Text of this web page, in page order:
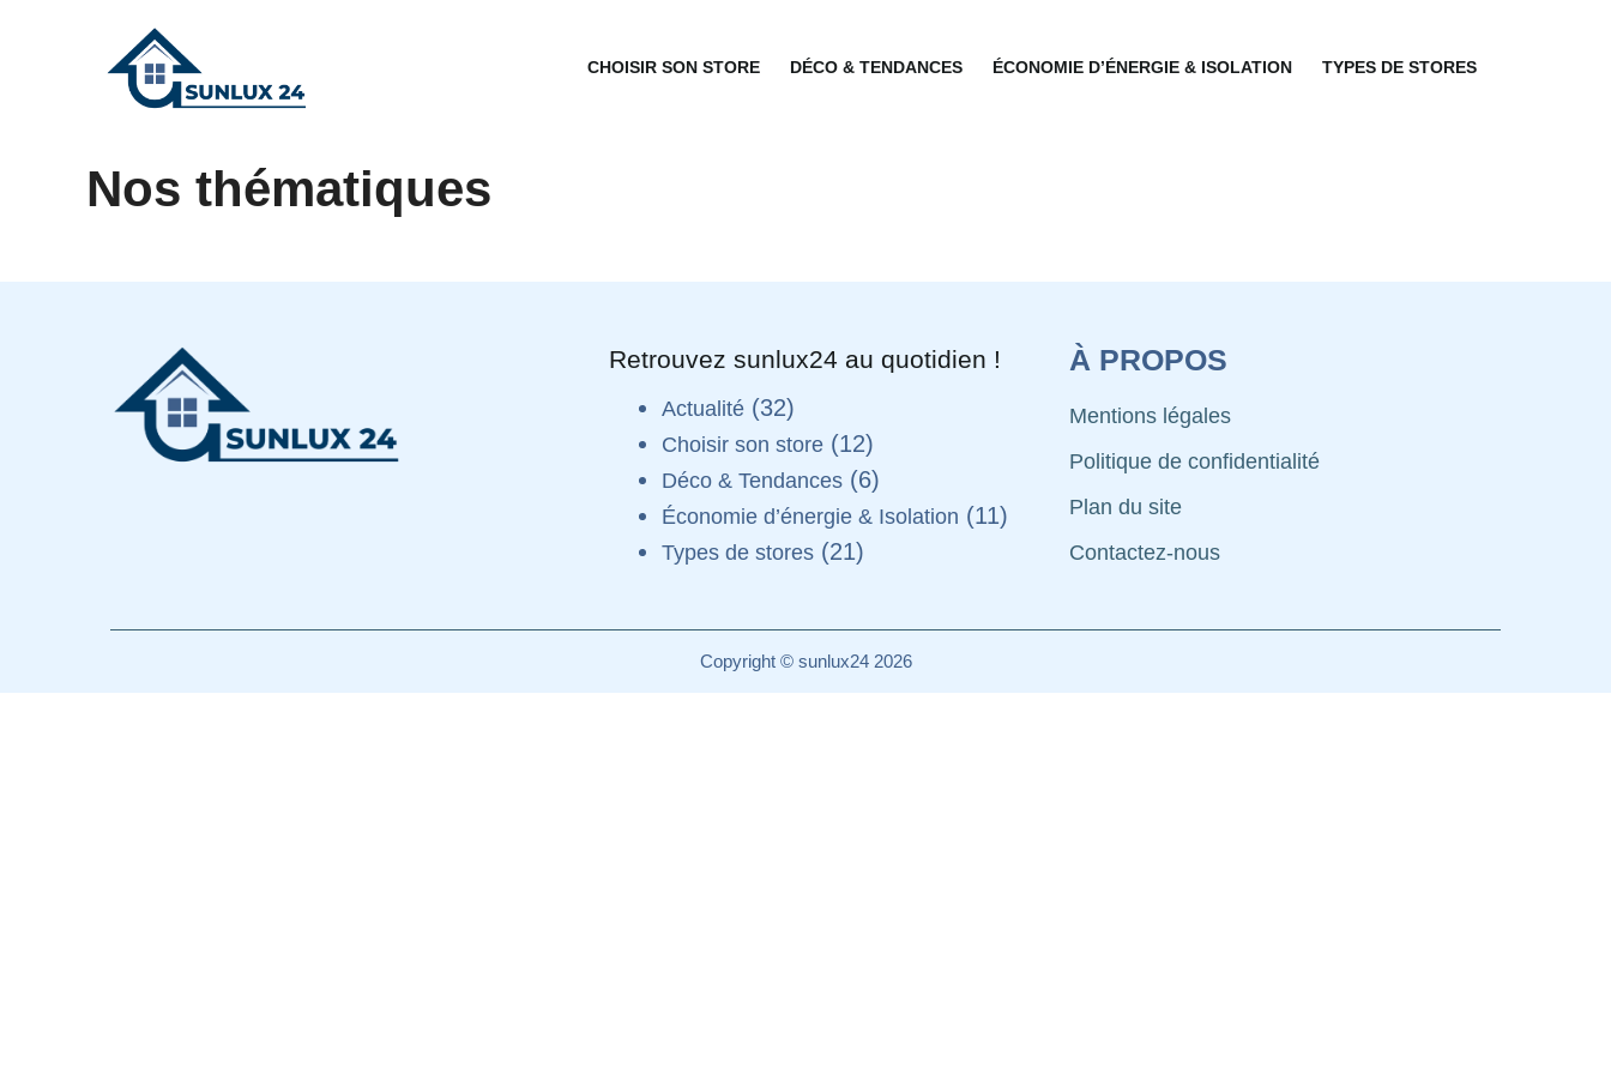
CHOISIR SON STORE DÉCO & TENDANCES ÉCONOMIE D’ÉNERGIE & ISOLATION TYPES DE STORES
Nos thématiques
Retrouvez sunlux24 au quotidien !
Actualité(32)
Choisir son store(12)
Déco & Tendances(6)
Économie d’énergie & Isolation (11)
Types de stores(21)
À PROPOS
Mentions légales
Politique de confidentialité
Plan du site
Contactez-nous
Copyright © sunlux24 2026